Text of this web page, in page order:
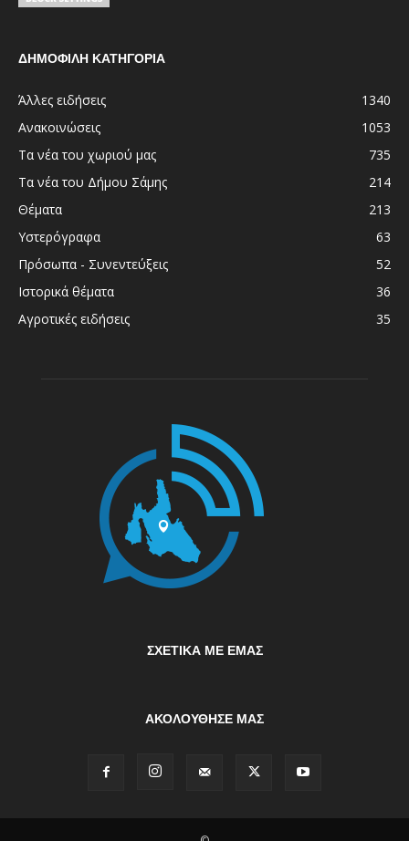
ΔΗΜΟΦΙΛΗ ΚΑΤΗΓΟΡΙΑ
Άλλες ειδήσεις
1340
Ανακοινώσεις
1053
Τα νέα του χωριού μας
735
Τα νέα του Δήμου Σάμης
214
Θέματα
213
Υστερόγραφα
63
Πρόσωπα - Συνεντεύξεις
52
Ιστορικά θέματα
36
Αγροτικές ειδήσεις
35
ΣΧΕΤΙΚΆ ΜΕ ΕΜΆΣ
ΑΚΟΛΟΥΘΗΣΕ ΜΑΣ